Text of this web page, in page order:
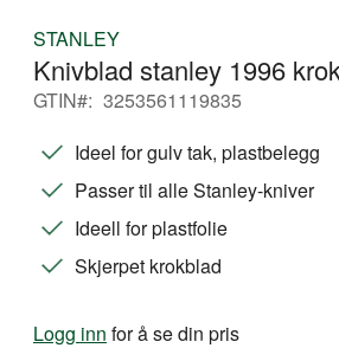
begynnelsen
STANLEY
Knivblad stanley 1996
GTIN
3253561119835
Ideel for gulv tak, plastbelegg
Passer til alle Stanley-kniver
Ideell for plastfolie
Skjerpet krokblad
Logg inn for å se din pris